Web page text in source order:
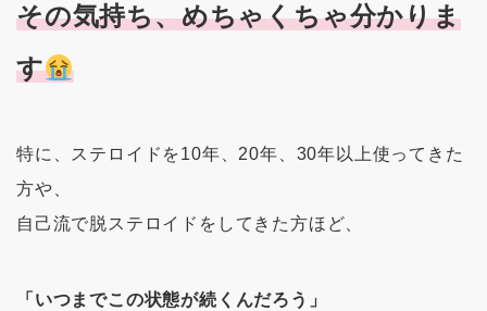
その気持ち、めちゃくちゃ分かりま
す
特に、ステロイドを10年、20年、30年以上使ってきた
方や、
自己流で脱ステロイドをしてきた方ほど、
「いつまでこの状態が続くんだろう」